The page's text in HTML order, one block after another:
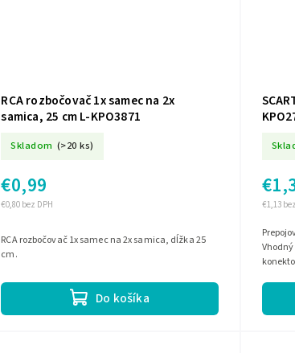
RCA rozbočovač 1x samec na 2x
samica, 25 cm L-KPO3871
Skladom (>20 ks)
€0,80 bez DPH
€0,99
Do košíka
RCA rozbočovač 1x samec na 2x samica, dĺžka 25
cm.
€1,13